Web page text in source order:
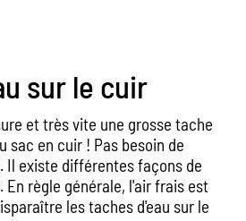
sur le cuir
et très vite une grosse tache
sac en cuir ! Pas besoin de
Il existe différentes façons de
règle générale, l'air frais est
les taches d'eau sur le